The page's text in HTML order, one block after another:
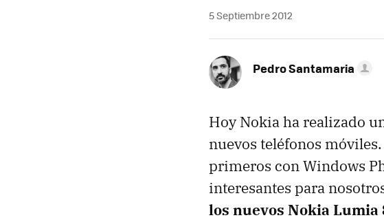
5 Septiembre 2012
Pedro Santamaria
Hoy Nokia ha realizado
nuevos teléfonos
primeros con Windows
interesantes para
los nuevos Nokia Lumia